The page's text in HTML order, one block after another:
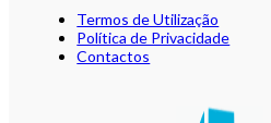
Termos de Utilização
Política de Privacidade
Contactos